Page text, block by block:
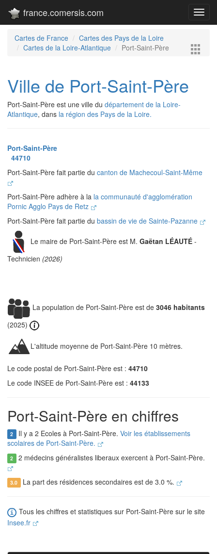
france.comersis.com
Cartes de France
Cartes des Pays de la Loire
Cartes de la Loire-Atlantique
Port-Saint-Père
Ville de Port-Saint-Père
Port-Saint-Père est une ville du département de la Loire-
Atlantique, dans la région des Pays de la Loire.
Port-Saint-Père
44710
Port-Saint-Père fait partie du canton de Machecoul-Saint-Même
Port-Saint-Père adhère à la la communauté d'agglomération
Pornic Agglo Pays de Retz
Port-Saint-Père fait partie du bassin de vie de Sainte-Pazanne
Le maire de Port-Saint-Père est M. Gaëtan LÉAUTÉ -
Technicien (2026)
La population de Port-Saint-Père est de 3046 habitants
(2025)
L'altitude moyenne de Port-Saint-Père 10 mètres.
Le code postal de Port-Saint-Père est : 44710
Le code INSEE de Port-Saint-Père est : 44133
Port-Saint-Père en chiffres
2 Il y a 2 Ecoles à Port-Saint-Père. Voir les établissements
scolaires de Port-Saint-Père.
2 2 médecins généralistes liberaux exercent à Port-Saint-Père.
3.0 La part des résidences secondaires est de 3.0 %.
Tous les chiffres et statistiques sur Port-Saint-Père sur le site
Insee.fr